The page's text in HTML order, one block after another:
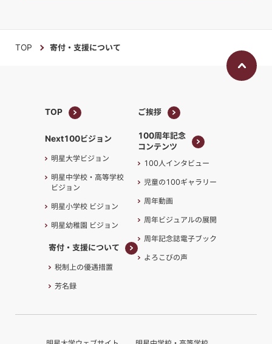
TOP 寄付・支援について
TOP
ご挨拶
100周年記念
コンテンツ
コンテンツ
100人インタビュー
児童の100ギャラリー
周年動画
周年ビジュアルの展開
周年記念誌電子ブック
よろこびの声
Next100ビジョン
明星大学ビジョン
明星中学校・高等学校
ビジョン
明星小学校 ビジョン
明星幼稚園 ビジョン
寄付・支援について
税制上の優遇措置
芳名録